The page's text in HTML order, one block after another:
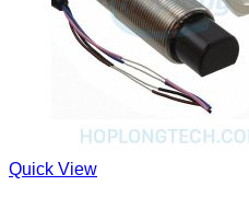
Quick View